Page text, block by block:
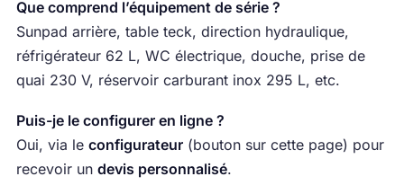
Que comprend l’équipement de série ?
Sunpad arrière, table teck, direction hydraulique,
réfrigérateur 62 L, WC électrique, douche, prise de
quai 230 V, réservoir carburant inox 295 L, etc.
Puis-je le configurer en ligne ?
Oui, via le configurateur(bouton sur cette page) pour
recevoir un devis personnalisé.